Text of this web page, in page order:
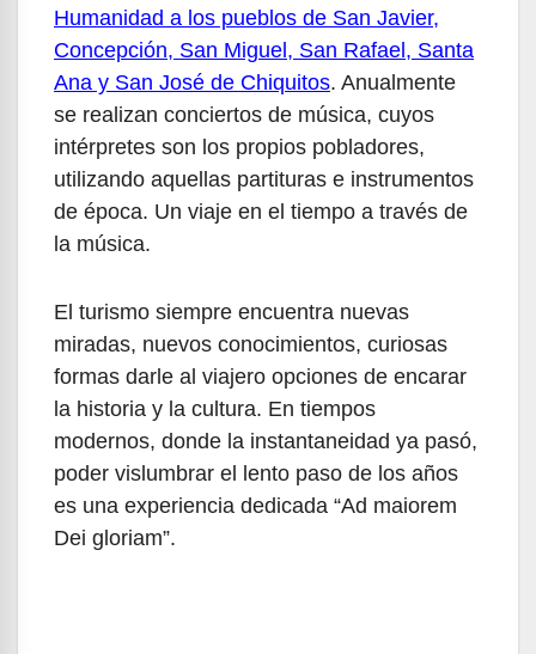
Humanidad a los pueblos de San Javier,
Concepción, San Miguel, San Rafael, Santa
Ana y San José de Chiquitos. Anualmente
se realizan conciertos de música, cuyos
intérpretes son los propios pobladores,
utilizando aquellas partituras e instrumentos
de época. Un viaje en el tiempo a través de
la música.
El turismo siempre encuentra nuevas
miradas, nuevos conocimientos, curiosas
formas darle al viajero opciones de encarar
la historia y la cultura. En tiempos
modernos, donde la instantaneidad ya pasó,
poder vislumbrar el lento paso de los años
es una experiencia dedicada “Ad maiorem
Dei gloriam”.